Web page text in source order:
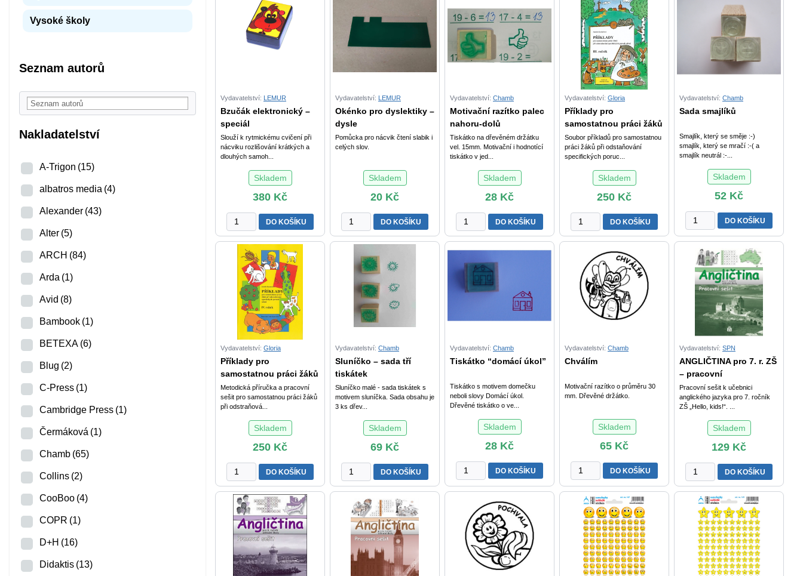
Vysoké školy
Seznam autorů
Nakladatelství
A-Trigon (15)
albatros media (4)
Alexander (43)
Alter (5)
ARCH (84)
Arda (1)
Avid (8)
Bambook (1)
BETEXA (6)
Blug (2)
C-Press (1)
Cambridge Press (1)
Čermáková (1)
Chamb (65)
Collins (2)
CooBoo (4)
COPR (1)
D+H (16)
Didaktis (13)
záložka
množství
pro
MŠ
ZŠ
množství
ROZLOUČENÍ
MATEŘSKOU
ŠKOLOU
množství
množství
Vydavatelství: LEMUR
Bzučák elektronický –
speciál
Slouží k rytmickému cvičení při
nácviku rozlišování krátkých a
dlouhých samoh...
Skladem
380 Kč
Bzučák
elektronický
-
speciální
didaktická
pomůcka
množství
DO KOŠÍKU
Vydavatelství: LEMUR
Okénko pro dyslektiky –
dysle
Pomůcka pro nácvik čtení slabik i
celých slov.
Skladem
20 Kč
Okénko
pro
dyslektiky
dyslektická
záložka
množství
DO KOŠÍKU
Vydavatelství: Chamb
Motivační razítko palec
nahoru-dolů
Tiskátko na dřevěném držátku
vel. 15mm. Motivační i hodnotící
tiskátko v jed...
Skladem
28 Kč
Motivační
razítko
palec
dolů
množství
DO KOŠÍKU
Vydavatelství: Gloria
Příklady pro
samostatnou práci žáků
Soubor příkladů pro samostatnou
práci žáků při odstaňování
specifických poruc...
Skladem
250 Kč
Příklady
pro
samostatnou
žáků
při
odstraňování
vývojových
III.
ročník
DO KOŠÍKU
Vydavatelství: Chamb
Sada smajlíků
Smajlík, který se směje :-)
smajlík, který se mračí :-( a
smajlík neutrál :-...
Skladem
52 Kč
Sada
smajlíků
množství
DO KOŠÍKU
Vydavatelství: Gloria
Příklady pro
samostatnou práci žáků
Metodická příručka a pracovní
sešit pro samostatnou práci žáků
při odstraňová...
Skladem
250 Kč
Příklady
pro
samostatnou
práci
žáků
při
odstraňování
specifických
poruch
DO KOŠÍKU
Vydavatelství: Chamb
Sluníčko – sada tří
tiskátek
Sluníčko malé - sada tiskátek s
motivem sluníčka. Sada obsahu je
3 ks dřev...
Skladem
69 Kč
Sluníčko
-
sada
tiskátek
množství
DO KOŠÍKU
Vydavatelství: Chamb
Tiskátko “domácí úkol”
Tiskátko s motivem domečku
neboli slovy Domácí úkol.
Dřevěné tiskátko o ve...
Skladem
28 Kč
Tiskátko
"domácí
úkol"
množství
DO KOŠÍKU
Vydavatelství: Chamb
Chválím
Motivační razítko o průměru 30
mm. Dřevěné držátko.
Skladem
65 Kč
Chválím
množství
DO KOŠÍKU
Vydavatelství: SPN
ANGLIČTINA pro 7. r. ZŠ
– pracovní
Pracovní sešit k učebnici
anglického jazyka pro 7. ročník
ZŠ „Hello, kids!“. ...
Skladem
129 Kč
ANGLIČTINA
pro
7.
pracovní
sešit
množství
DO KOŠÍKU